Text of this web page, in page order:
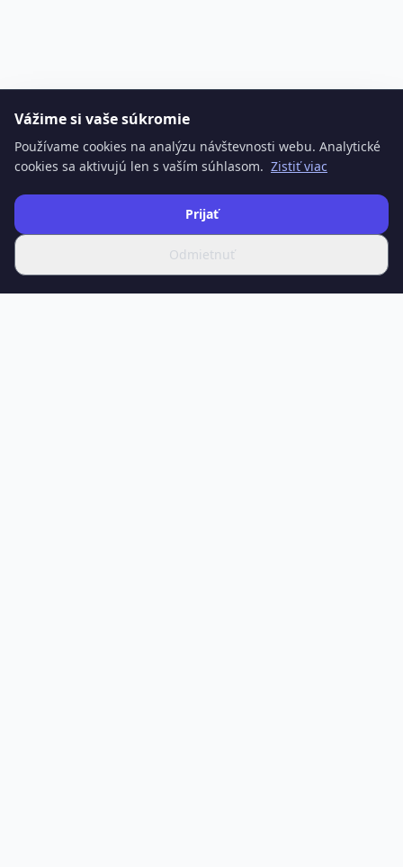
Vážime si vaše súkromie
Používame cookies na analýzu návštevnosti webu. Analytické
cookies sa aktivujú len s vaším súhlasom. Zistiť viac
Odmietnuť
Prijať